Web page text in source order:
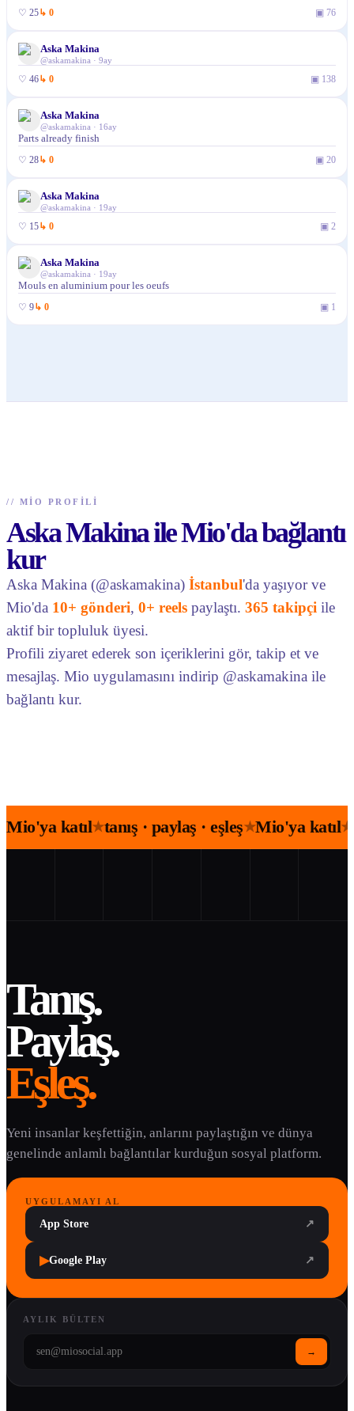
♡ 25↳ 0 ▣ 76
Aska Makina
@askamakina · 9ay
♡ 46↳ 0 ▣ 138
Aska Makina
@askamakina · 16ay
Parts already finish
♡ 28↳ 0 ▣ 20
Aska Makina
@askamakina · 19ay
♡ 15↳ 0 ▣ 2
Aska Makina
@askamakina · 19ay
Mouls en aluminium pour les oeufs
♡ 9↳ 0 ▣ 1
// MIO PROFILI
Aska Makina ile Mio'da bağlantı
kur
Aska Makina (@askamakina) İstanbul'da yaşıyor ve
Mio'da 10+ gönderi, 0+ reels paylaştı. 365 takipçi ile
aktif bir topluluk üyesi.
Profili ziyaret ederek son içeriklerini gör, takip et ve
mesajlaş. Mio uygulamasını indirip @askamakina ile
bağlantı kur.
Mio'ya katıl★tanış · paylaş · eşleş★Mio'ya katıl★
Tanış.
Paylaş.
Eşleş.
Yeni insanlar keşfettiğin, anlarını paylaştığın ve dünya
genelinde anlamlı bağlantılar kurduğun sosyal platform.
UYGULAMAYI AL
App Store ↗
▶Google Play ↗
AYLIK BÜLTEN
→